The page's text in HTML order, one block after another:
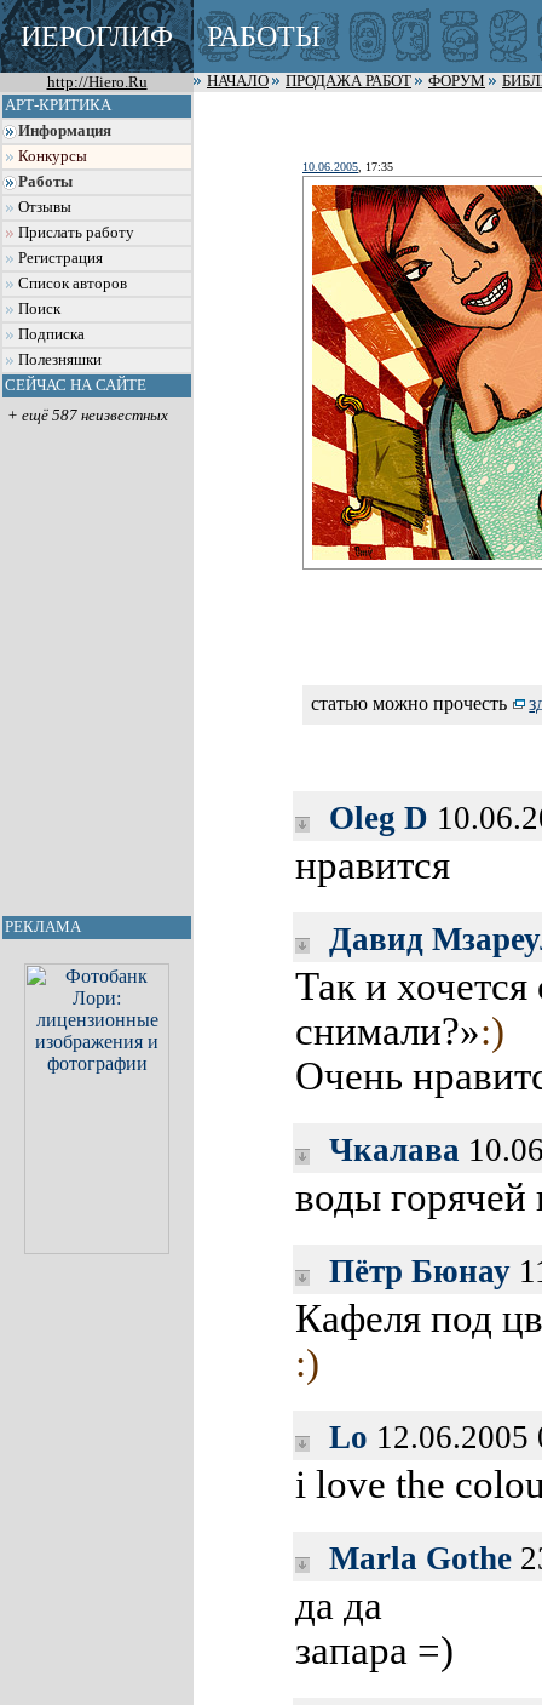
ИЕРОГЛИФ РАБОТЫ
http://Hiero.Ru НАЧАЛО ПРОДАЖА РАБОТ ФОРУМ
АРТ-КРИТИКА
Информация
Конкурсы
Работы
Отзывы
Прислать работу
Регистрация
Список авторов
Поиск
Подписка
Полезняшки
СЕЙЧАС НА САЙТЕ
+ ещё 587 неизвестных
РЕКЛАМА
10.06.2005 , 17:35
статью можно прочесть
Oleg D
нравится
Давид
Так и
снимали?»:)
Очень
Чкалава
воды горячей
Пётр Бюнау
Кафеля под
:)
Lo
i love the
Marla Gothe
да да
запара =)